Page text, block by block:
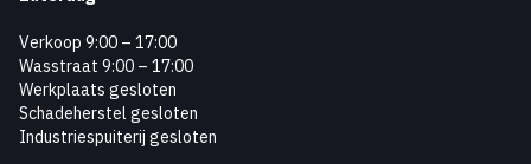
Verkoop 9:00 – 17:00
Wasstraat 9:00 – 17:00
Werkplaats gesloten
Schadeherstel gesloten
Industriespuiterij gesloten